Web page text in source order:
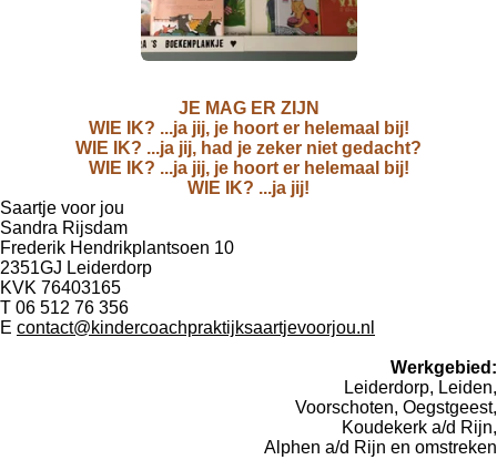
JE MAG ER ZIJN
WIE IK? ...ja jij, je hoort er helemaal bij!
WIE IK? ...ja jij, had je zeker niet gedacht?
WIE IK? ...ja jij, je hoort er helemaal bij!
WIE IK? ...ja jij!
Saartje voor jou
Sandra Rijsdam
Frederik Hendrikplantsoen 10
2351GJ Leiderdorp
KVK 76403165
T 06 512 76 356
E contact@kindercoachpraktijksaartjevoorjou.nl
Werkgebied:
Leiderdorp, Leiden,
Voorschoten, Oegstgeest,
Koudekerk a/d Rijn,
Alphen a/d Rijn en omstreken